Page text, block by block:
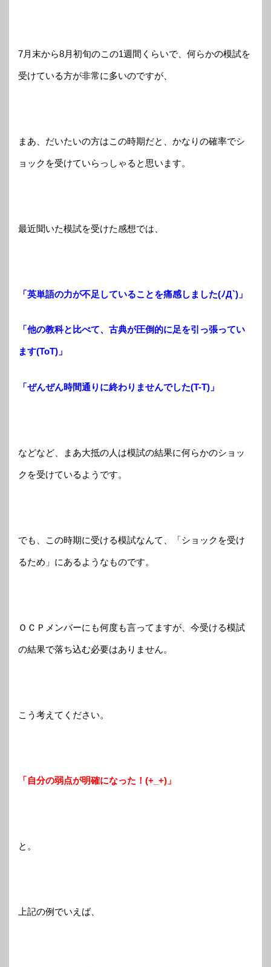
7月末から8月初旬のこの1週間くらいで、何らかの模試を
受けている方が非常に多いのですが、
まあ、だいたいの方はこの時期だと、かなりの確率でシ
ョックを受けていらっしゃると思います。
最近聞いた模試を受けた感想では、
「英単語の力が不足していることを痛感しました(ﾉД`)」
「他の教科と比べて、古典が圧倒的に足を引っ張ってい
ます(ToT)」
「ぜんぜん時間通りに終わりませんでした(T-T)」
などなど、まあ大抵の人は模試の結果に何らかのショッ
クを受けているようです。
でも、この時期に受ける模試なんて、「ショックを受け
るため」にあるようなものです。
ＯＣＰメンバーにも何度も言ってますが、今受ける模試
の結果で落ち込む必要はありません。
こう考えてください。
「自分の弱点が明確になった！(+_+)」
と。
上記の例でいえば、